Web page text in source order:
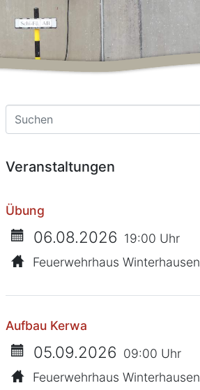
Veranstaltungen
Übung
06.08.2026 19:00 Uhr
Feuerwehrhaus Winterhausen
Aufbau Kerwa
05.09.2026 09:00 Uhr
Feuerwehrhaus Winterhausen